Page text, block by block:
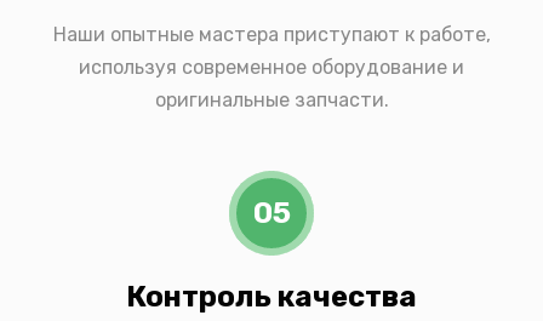
Наши опытные мастера приступают к работе,
используя современное оборудование и
оригинальные запчасти.
05
Контроль качества